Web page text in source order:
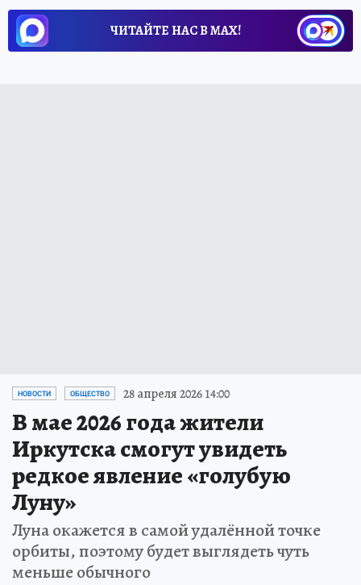
ЧИТАЙТЕ НАС В МАХ!
НОВОСТИ ОБЩЕСТВО 28 апреля 2026 14:00
В мае 2026 года жители
Иркутска смогут увидеть
редкое явление «голубую
Луну»
Луна окажется в самой удалённой точке
орбиты, поэтому будет выглядеть чуть
меньше обычного